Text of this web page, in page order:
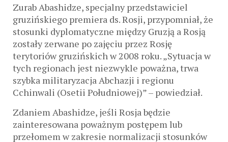
Zurab Abashidze, specjalny przedstawiciel
gruzińskiego premiera ds. Rosji, przypomniał, że
stosunki dyplomatyczne między Gruzją a Rosją
zostały zerwane po zajęciu przez Rosję
terytoriów gruzińskich w 2008 roku. „Sytuacja w
tych regionach jest niezwykle poważna, trwa
szybka militaryzacja Abchazji i regionu
Cchinwali (Osetii Południowej)” – powiedział.
Zdaniem Abashidze, jeśli Rosja będzie
zainteresowana poważnym postępem lub
przełomem w zakresie normalizacji stosunków